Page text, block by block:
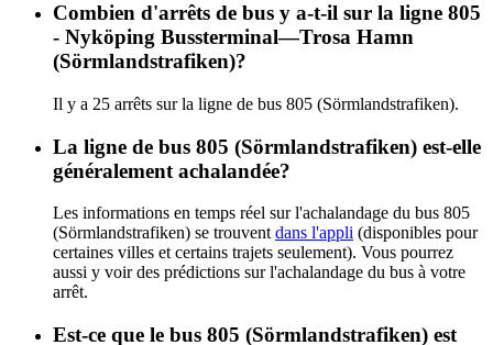
Combien d'arrêts de bus y a-t-il sur la ligne 805
- Nyköping Bussterminal—Trosa Hamn
(Sörmlandstrafiken)?
Il y a 25 arrêts sur la ligne de bus 805 (Sörmlandstrafiken).
La ligne de bus 805 (Sörmlandstrafiken) est-elle
généralement achalandée?
Les informations en temps réel sur l'achalandage du bus 805
(Sörmlandstrafiken) se trouvent dans l'appli (disponibles pour
certaines villes et certains trajets seulement). Vous pourrez
aussi y voir des prédictions sur l'achalandage du bus à votre
arrêt.
Est-ce que le bus 805 (Sörmlandstrafiken) est